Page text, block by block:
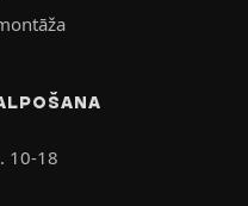
10-18